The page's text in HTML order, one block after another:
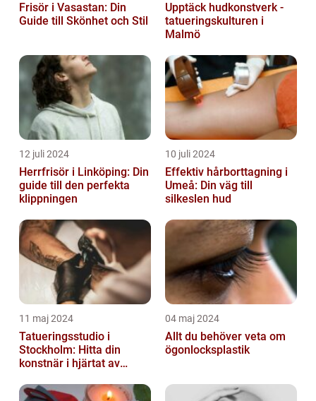
Frisör i Vasastan: Din
Guide till Skönhet och Stil
Upptäck hudkonstverk -
tatueringskulturen i
Malmö
12 juli 2024
Herrfrisör i Linköping: Din
guide till den perfekta
klippningen
10 juli 2024
Effektiv hårborttagning i
Umeå: Din väg till
silkeslen hud
11 maj 2024
Tatueringsstudio i
Stockholm: Hitta din
konstnär i hjärtat av
04 maj 2024
Allt du behöver veta om
ögonlocksplastik